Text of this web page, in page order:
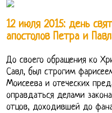
12 июля 2015: день
апостолов Петра и
До своего обращения ко
Савл, был строгим
Моисеева и отеческих
оправдаться делами
отцов, доходившей до